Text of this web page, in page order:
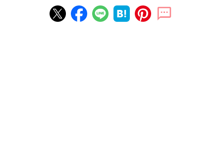
ふと思ったのですが、私のような苦肉の策で自衛している人は多
いのでしょうか」